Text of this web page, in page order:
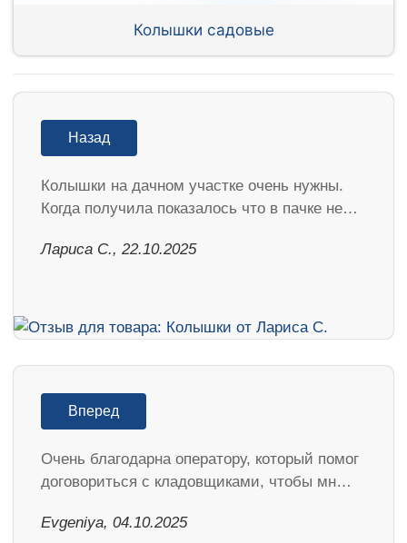
Колышки садовые
Назад
Колышки на дачном участке очень нужны.
Когда получила показалось что в пачке не…
Лариса С., 22.10.2025
Вперед
Очень благодарна оператору, который помог
договориться с кладовщиками, чтобы мн…
Evgeniya, 04.10.2025